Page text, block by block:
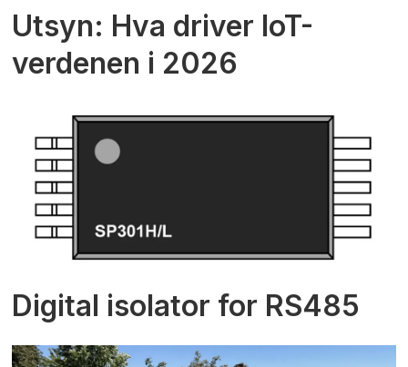
Utsyn: Hva driver IoT-
verdenen i 2026
Digital isolator for RS485